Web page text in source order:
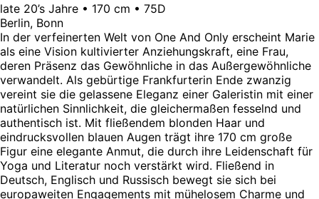
late 20’s Jahre • 170 cm • 75D
Berlin, Bonn
In der verfeinerten Welt von One And Only erscheint Marie
als eine Vision kultivierter Anziehungskraft, eine Frau,
deren Präsenz das Gewöhnliche in das Außergewöhnliche
verwandelt. Als gebürtige Frankfurterin Ende zwanzig
vereint sie die gelassene Eleganz einer Galeristin mit einer
natürlichen Sinnlichkeit, die gleichermaßen fesselnd und
authentisch ist. Mit fließendem blonden Haar und
eindrucksvollen blauen Augen trägt ihre 170 cm große
Figur eine elegante Anmut, die durch ihre Leidenschaft für
Yoga und Literatur noch verstärkt wird. Fließend in
Deutsch, Englisch und Russisch bewegt sie sich bei
europaweiten Engagements mit mühelosem Charme und